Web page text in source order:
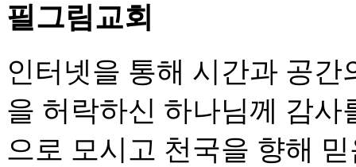
필그림교회
인터넷을 통해 시간과 공
을 허락하신 하나님께 감
으로 모시고 천국을 향해